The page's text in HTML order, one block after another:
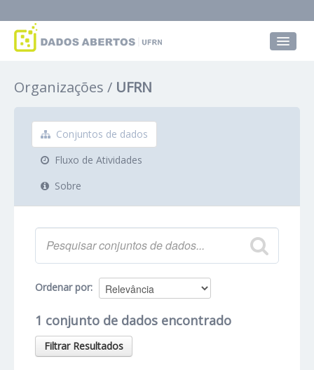
Grupos
Sobre
Organizações UFRN
Conjuntos de dados
Fluxo de Atividades
Sobre
Ordenar por
1 conjunto de dados encontrado
Filtrar Resultados